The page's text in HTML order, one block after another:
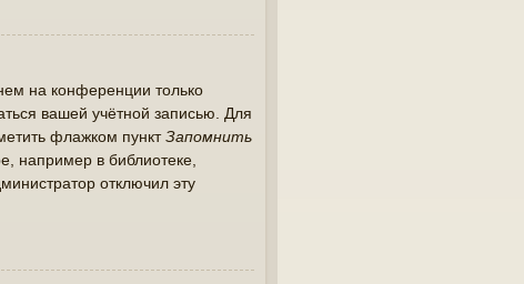
на конференции только
вашей учётной записью. Для
флажком пунктЗапомнить
например в библиотеке,
отключил эту